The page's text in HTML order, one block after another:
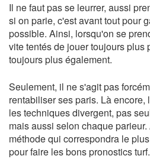
Il ne faut pas se leurrer, aussi
si on parie, c'est avant tout pour
possible. Ainsi, lorsqu'on se
vite tentés de jouer toujours plus
toujours plus également.
Seulement, il ne s'agit pas
rentabiliser ses paris. Là
les techniques divergent, pas
mais aussi selon chaque
méthode qui correspondra le
pour faire les bons pronostics turf.